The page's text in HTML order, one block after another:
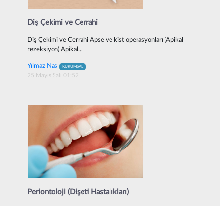
Diş Çekimi ve Cerrahi
Diş Çekimi ve Cerrahi Apse ve kist operasyonları (Apikal
rezeksiyon) Apikal...
Yılmaz Nas KURUMSAL
25 Mayıs Salı 01:52
Periontoloji (Dişeti Hastalıkları)